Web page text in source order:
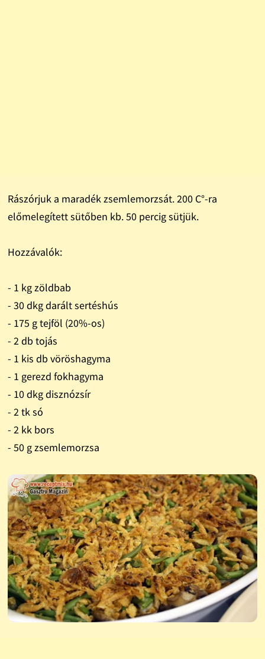
Rászórjuk a maradék zsemlemorzsát. 200 C°-ra
előmelegített sütőben kb. 50 percig sütjük.
Hozzávalók:
- 1 kg zöldbab
- 30 dkg darált sertéshús
- 175 g tejföl (20%-os)
- 2 db tojás
- 1 kis db vöröshagyma
- 1 gerezd fokhagyma
- 10 dkg disznózsír
- 2 tk só
- 2 kk bors
- 50 g zsemlemorzsa